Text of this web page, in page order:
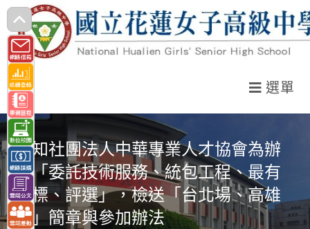
跳
轉
至
主
要
內
容
選單
轉知社團法人中華專業人才協會為辦
理「委託技術服務、統包工程、最有
利標、評選」，檢送「台北場、高雄
場」簡章與參加辦法